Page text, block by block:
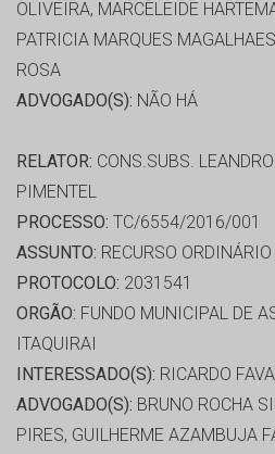
OLIVEIRA, MARCELEIDE
PATRICIA MARQUES
ROSA
ADVOGADO(S): NÃO HÁ
RELATOR: CONS.SUBS.
PIMENTEL
PROCESSO: TC/6554/2016/001
ASSUNTO: RECURSO
PROTOCOLO: 2031541
ORGÃO: FUNDO MUNICIPAL DE
ITAQUIRAI
INTERESSADO(S): RICARDO
ADVOGADO(S): BRUNO ROCHA
PIRES, GUILHERME AZAMBUJA